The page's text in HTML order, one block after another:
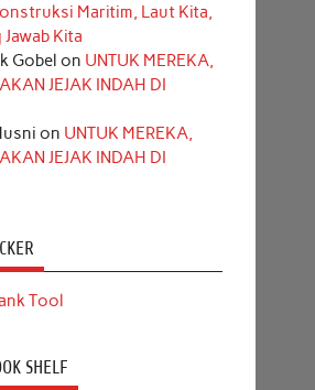
Maritim, Laut Kita,
Kita
Gobel on UNTUK MEREKA,
JEJAK INDAH DI
on UNTUK MEREKA,
JEJAK INDAH DI
SHELF